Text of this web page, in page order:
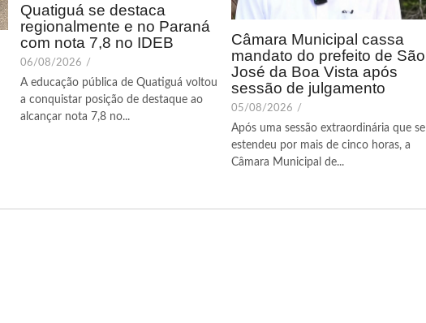
Quatiguá se destaca
regionalmente e no Paraná
com nota 7,8 no IDEB
06/08/2026 /
A educação pública de Quatiguá voltou
a conquistar posição de destaque ao
alcançar nota 7,8 no...
Câmara Municipal cassa
mandato do prefeito de São
José da Boa Vista após
sessão de julgamento
05/08/2026 /
Após uma sessão extraordinária que se
estendeu por mais de cinco horas, a
Câmara Municipal de...